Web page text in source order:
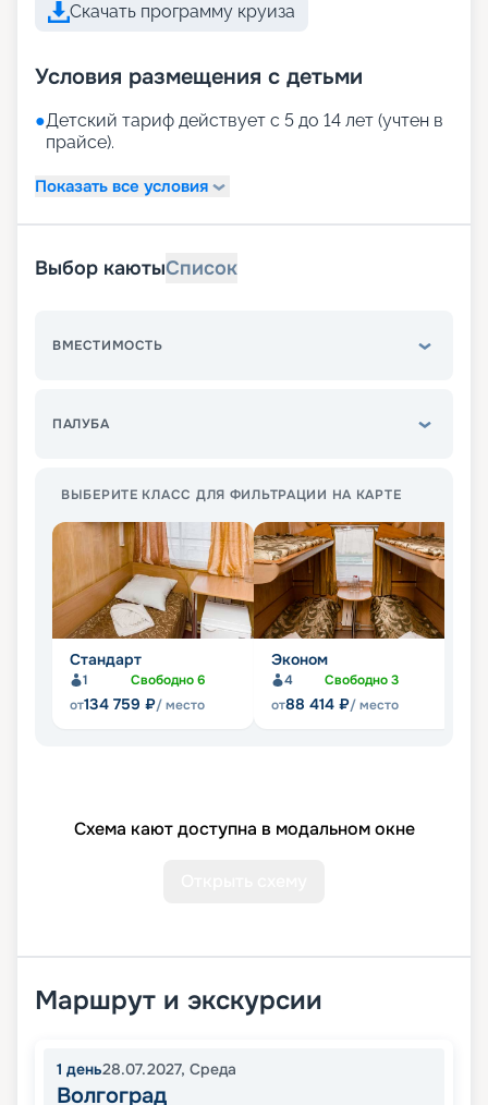
Скачать программу круиза
Условия размещения с детьми
●Детский тариф действует с 5 до 14 лет (учтен в
прайсе).
Показать все условия
Выбор каютыСписок
ВМЕСТИМОСТЬ
ПАЛУБА
ВЫБЕРИТЕ КЛАСС ДЛЯ ФИЛЬТРАЦИИ НА КАРТЕ
Стандарт
1 Свободно6
от134 759 ₽/ место
Эконом
4 Свободно3
от88 414 ₽/ место
Схема кают доступна в модальном окне
Маршрут и экскурсии
1 день28.07.2027, Среда
Волгоград